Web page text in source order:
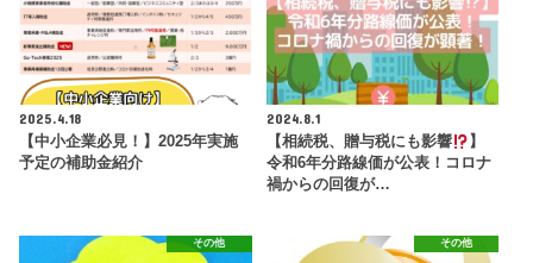
2025.4.18
【中小企業必見！】2025年実施
予定の補助金紹介
2024.8.1
【相続税、贈与税にも影響
】
令和6年分路線価が公表！コロナ
禍からの回復が…
その他 その他